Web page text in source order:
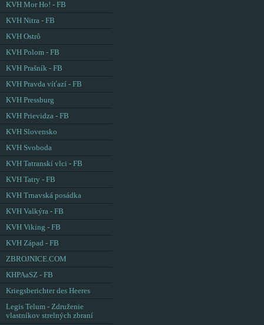
KVH Mor Ho! - FB
KVH Nitra - FB
KVH Ostrô
KVH Polom - FB
KVH Prašník - FB
KVH Pravda víťazí - FB
KVH Pressburg
KVH Prievidza - FB
KVH Slovensko
KVH Svoboda
KVH Tatranskí vlci - FB
KVH Tatry - FB
KVH Trnavská posádka
KVH Valkýra - FB
KVH Viking - FB
KVH Západ - FB
ZBROJNICE.COM
KHPAaSZ - FB
Kriegsberichter des Heeres
Legis Telum - Združenie
vlastníkov strelných zbraní